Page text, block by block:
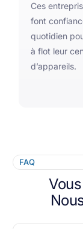
Ces
font
quotidien
à flot leur
d’appareils.
FAQ